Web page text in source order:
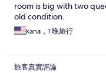
room is big with two
old condition.
kana，1 晚旅行
旅客真實評論